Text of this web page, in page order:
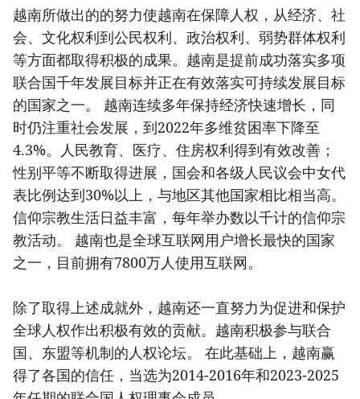
越南所做出的的努力使越南在保障人权，从经济、社
会、文化权利到公民权利、政治权利、弱势群体权利
等方面都取得积极的成果。越南是提前成功落实多项
联合国千年发展目标并正在有效落实可持续发展目标
的国家之一。 越南连续多年保持经济快速增长，同
时仍注重社会发展，到2022年多维贫困率下降至
4.3%。人民教育、医疗、住房权利得到有效改善；
性别平等不断取得进展，国会和各级人民议会中女代
表比例达到30%以上，与地区其他国家相比相当高。
信仰宗教生活日益丰富，每年举办数以千计的信仰宗
教活动。 越南也是全球互联网用户增长最快的国家
之一，目前拥有7800万人使用互联网。
除了取得上述成就外，越南还一直努力为促进和保护
全球人权作出积极有效的贡献。越南积极参与联合
国、东盟等机制的人权论坛。 在此基础上，越南赢
得了各国的信任，当选为2014-2016年和2023-2025